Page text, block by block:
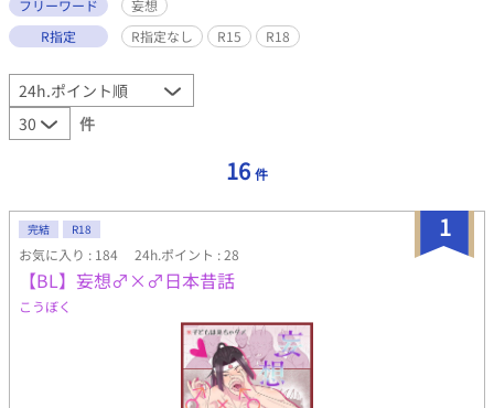
フリーワード
妄想
R指定
R指定なし R15 R18
件
16 件
1
完結 R18
お気に入り : 184 24h.ポイント : 28
【BL】妄想♂×♂日本昔話
こうぼく